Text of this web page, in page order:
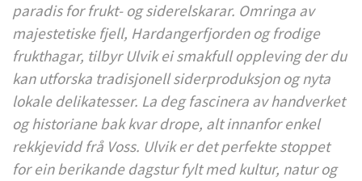
paradis for frukt- og siderelskarar. Omringa av
majestetiske fjell, Hardangerfjorden og frodige
frukthagar, tilbyr Ulvik ei smakfull oppleving der du
kan utforska tradisjonell siderproduksjon og nyta
lokale delikatesser. La deg fascinera av handverket
og historiane bak kvar drope, alt innanfor enkel
rekkjevidd frå Voss. Ulvik er det perfekte stoppet
for ein berikande dagstur fylt med kultur, natur og